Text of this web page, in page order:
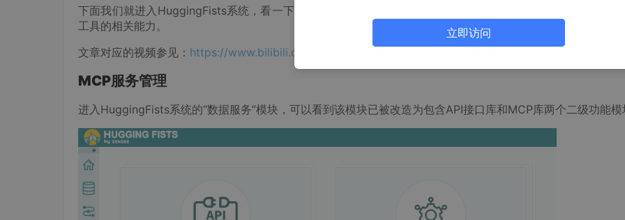
下面我们就进入HuggingFists系统，看一下如何接入、创建MCP服务，以及在流程中如何与LLM相结合，应
工具的相关能力。
文章对应的视频参见： https://www.bilibili.com/video/BV1Zk1jBoEZJ/
MCP服务管理
进入HuggingFists系统的“数据服务”模块，可以看到该模块已被改造为包含API接口库和MCP库两个二级功能模
立即访问